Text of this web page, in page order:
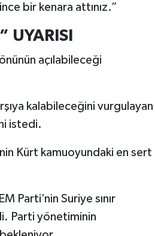
bir kenara attınız.”
UYARISI
açılabileceği
kalabileceğini vurgulayan
istedi.
Kürt kamuoyundaki en sert
Parti’nin Suriye sınır
Parti yönetiminin